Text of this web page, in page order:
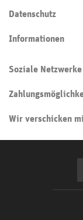
Datenschutz
Informationen
Soziale Netzwerke
Wir verschicken